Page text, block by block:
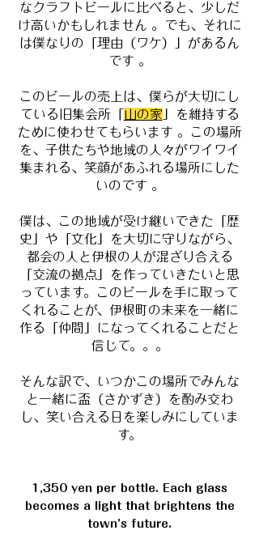
なクラフトビールに比べると、少しだ
け高いかもしれません 。
でも、それに
は僕なりの「理由（ワケ）」があるん
です 。
このビールの売上は、僕らが大切にし
ている旧集会所「 山の家 」を維持する
ために使わせてもらいます 。この場所
を、子供たちや地域の人々がワイワイ
集まれる、笑顔があふれる場所にした
いのです 。
僕は、この地域が受け継いできた「歴
史」や「文化」を大切に守りながら、
都会の人と伊根の人が混ざり合える
「交流の拠点」を作っていきたいと思
っています。このビールを手に取って
くれることが、伊根町の未来を一緒に
作る「仲間」になってくれることだと
信じて。。。
そんな訳で、いつかこの場所でみんな
と一緒に盃（さかずき）を酌み交わ
し、笑い合える日を楽しみにしていま
す。
1,350 yen per bottle. Each glass
becomes a light that brightens the
town’s future.